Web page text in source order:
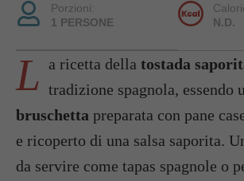
Porzioni:
1 PERSONE
N.D.
L a ricetta della tostada
tradizione spagnola, essendo
bruschetta preparata con pane
e ricoperto di una salsa saporita.
da servire come tapas spagnole o